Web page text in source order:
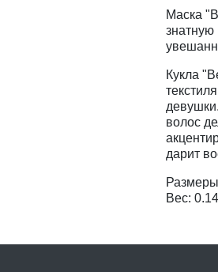
Маска
знатную
Кукла
волос
дарит
Вес: